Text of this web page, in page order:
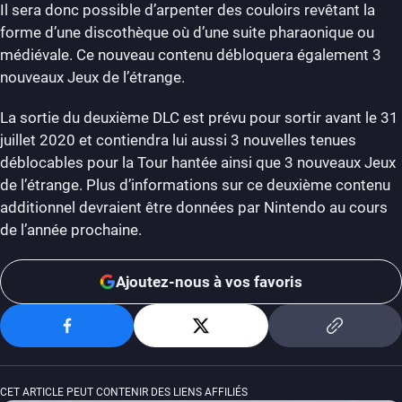
Il sera donc possible d’arpenter des couloirs revêtant la
forme d’une discothèque où d’une suite pharaonique ou
médiévale. Ce nouveau contenu débloquera également 3
nouveaux Jeux de l’étrange.
La sortie du deuxième DLC est prévu pour sortir avant le 31
juillet 2020 et contiendra lui aussi 3 nouvelles tenues
déblocables pour la Tour hantée ainsi que 3 nouveaux Jeux
de l’étrange. Plus d’informations sur ce deuxième contenu
additionnel devraient être données par Nintendo au cours
de l’année prochaine.
Ajoutez-nous à vos favoris
CET ARTICLE PEUT CONTENIR DES LIENS AFFILIÉS